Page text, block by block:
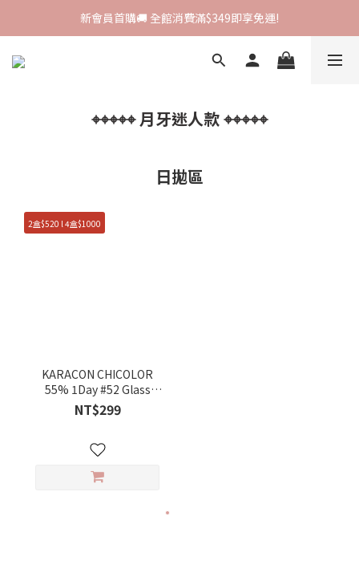
新會員首購🚚 全館消費滿$349即享免運!
新會員首購🚚 全館消費滿$349即享免運!
I-SHA新品牌進駐🎀韓國原裝進口🇰🇷
新會員首購🚚 全館消費滿$349即享免運!
⌖⌖⌖⌖⌖ 月牙迷人款 ⌖⌖⌖⌖⌖
日拋區
2盒$520 l 4盒$1000
KARACON CHICOLOR
55% 1Day #52 Glass
Gray 10pieces/box
NT$299